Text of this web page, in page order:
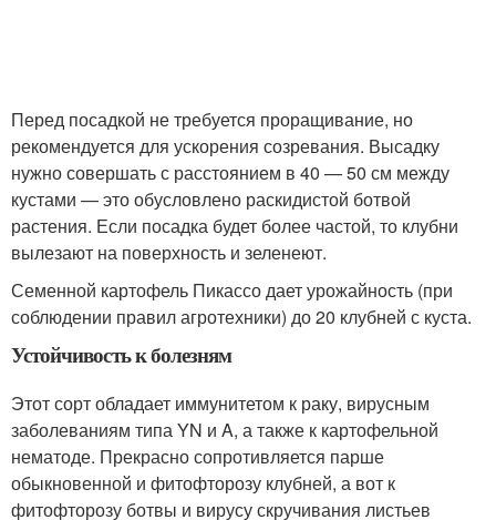
Перед посадкой не требуется проращивание, но
рекомендуется для ускорения созревания. Высадку
нужно совершать с расстоянием в 40 — 50 см между
кустами — это обусловлено раскидистой ботвой
растения. Если посадка будет более частой, то клубни
вылезают на поверхность и зеленеют.
Семенной картофель Пикассо дает урожайность (при
соблюдении правил агротехники) до 20 клубней с куста.
Устойчивость к болезням
Этот сорт обладает иммунитетом к раку, вирусным
заболеваниям типа YN и A, а также к картофельной
нематоде. Прекрасно сопротивляется парше
обыкновенной и фитофторозу клубней, а вот к
фитофторозу ботвы и вирусу скручивания листьев